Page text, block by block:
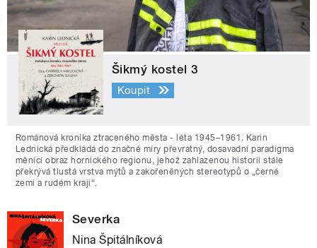
Šikmý kostel 3
Koupit
Románová kronika ztraceného města - léta 1945–1961. Karin
Lednická předkládá do značné míry převratný, dosavadní paradigma
měnící obraz hornického regionu, jehož zahlazenou historii stále
překrývá tlustá vrstva mýtů a zakořeněných stereotypů o „černé
zemi a rudém kraji“.
Severka
Nina Špitálníková